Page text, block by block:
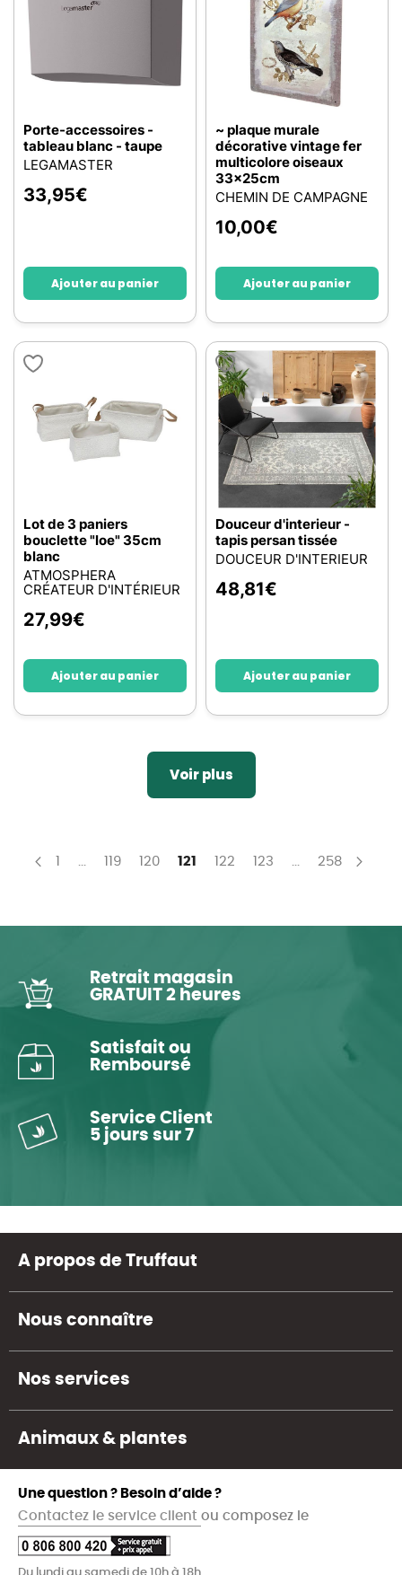
Porte-accessoires -
tableau blanc - taupe
LEGAMASTER
33,95€
Ajouter au panier
~ plaque murale
décorative vintage fer
multicolore oiseaux
33x25cm
CHEMIN DE CAMPAGNE
10,00€
Ajouter au panier
Lot de 3 paniers
bouclette "loe" 35cm
blanc
ATMOSPHERA
CRÉATEUR D'INTÉRIEUR
27,99€
Ajouter au panier
Douceur d'interieur -
tapis persan tissée
DOUCEUR D'INTERIEUR
48,81€
Ajouter au panier
Voir plus
Page... Page
119 Page
120 You're currently reading page
121 Page
122 Page
123 ... Page
258
Retrait magasin
GRATUIT 2 heures
Satisfait ou
Remboursé
Service Client
5 jours sur 7
A propos de Truffaut
Nous connaître
Nos services
Animaux & plantes
Une question ? Besoin d’aide ?
Contactez le service client ou composez le